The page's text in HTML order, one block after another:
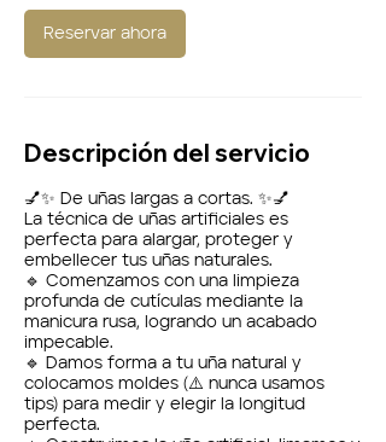
Reservar ahora
Descripción del servicio
💅✨ De uñas largas a cortas. ✨💅
La técnica de uñas artificiales es
perfecta para alargar, proteger y
embellecer tus uñas naturales.
🔹 Comenzamos con una limpieza
profunda de cutículas mediante la
manicura rusa, logrando un acabado
impecable.
🔹 Damos forma a tu uña natural y
colocamos moldes (⚠️ nunca usamos
tips) para medir y elegir la longitud
perfecta.